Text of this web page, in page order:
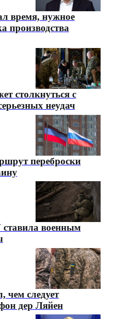
время, нужное
производства
столкнуться с
неудач
переброски
военным
чем следует
дер Ляйен